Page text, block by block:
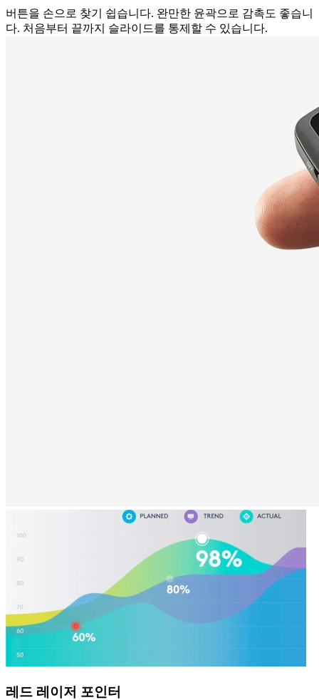
버튼을 손으로 찾기 쉽습니다. 완만한 윤곽으로 감촉도 좋습니
다. 처음부터 끝까지 슬라이드를 통제할 수 있습니다.
레드 레이저 포인터